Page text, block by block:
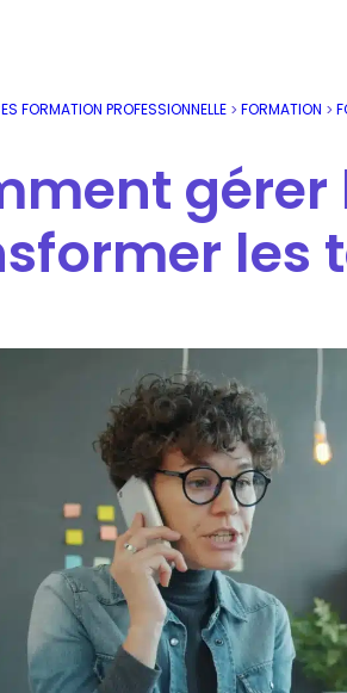
FORMATION PROFESSIONNELLE > FORMATION >
gérer
les